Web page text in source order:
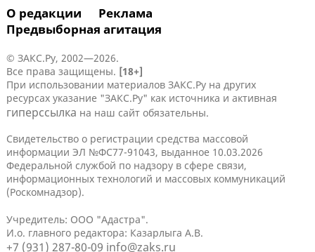
О редакции
Реклама
Предвыборная агитация
© ЗАКС.Ру, 2002—2026.
Все права защищены. [18+]
При использовании материалов ЗАКС.Ру на других
ресурсах указание "ЗАКС.Ру" как источника и активная
гиперссылка на наш сайт обязательны.
Свидетельство о регистрации средства массовой
информации ЭЛ №ФС77-91043, выданное 10.03.2026
Федеральной службой по надзору в сфере связи,
информационных технологий и массовых коммуникаций
(Роскомнадзор).
Учредитель: ООО "Адастра".
И.о. главного редактора: Казарлыга А.В.
+7 (931) 287-80-09 info@zaks.ru